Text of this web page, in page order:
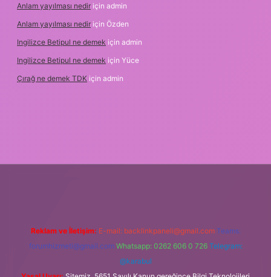
Anlam yayılması nedir için admin
Anlam yayılması nedir için Özden
Ingilizce Betipul ne demek için admin
Ingilizce Betipul ne demek için Yüce
Çırağ ne demek TDK için admin
Reklam ve İletişim: E-mail: backlinkpaneli@gmail.com Teams:
forumhizmeti@gmail.com Whatsapp: 0262 606 0 726 Telegram:
@karabul